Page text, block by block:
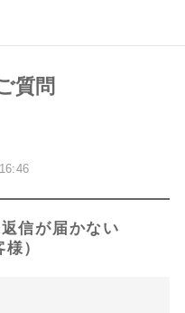
質問
信が届かない
）